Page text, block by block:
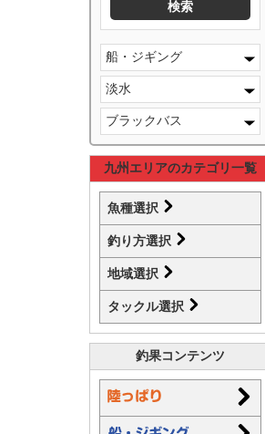
船・ジギング
淡水
ブラックバス
九州エリアのカテゴリ一覧
魚種選択
釣り方選択
地域選択
タックル選択
釣果コンテンツ